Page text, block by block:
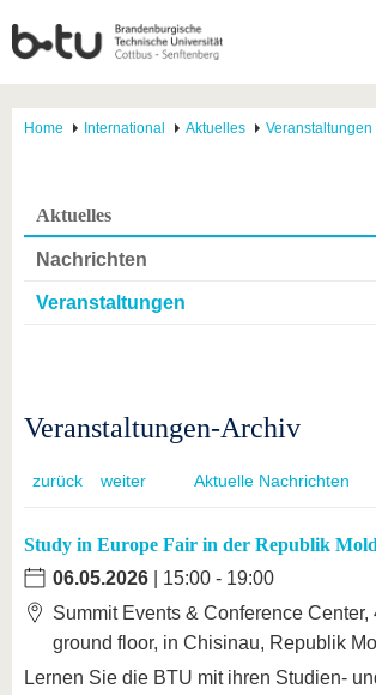
Home International Aktuelles Veranstaltungen
Aktuelles
Nachrichten
Veranstaltungen
Veranstaltungen-Archiv
zurück weiter Aktuelle Nachrichten
Study in Europe Fair in der Republik
06.05.2026 | 15:00 - 19:00
Summit Events & Conference Center,
ground floor, in Chisinau, Republik
Lernen Sie die BTU mit ihren Studien-